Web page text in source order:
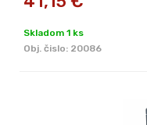
Skladom 1 ks
Obj. čislo: 20086